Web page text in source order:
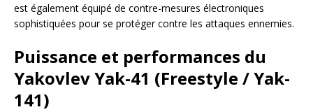
est également équipé de contre-mesures électroniques
sophistiquées pour se protéger contre les attaques ennemies.
Puissance et performances du
Yakovlev Yak-41 (Freestyle / Yak-
141)